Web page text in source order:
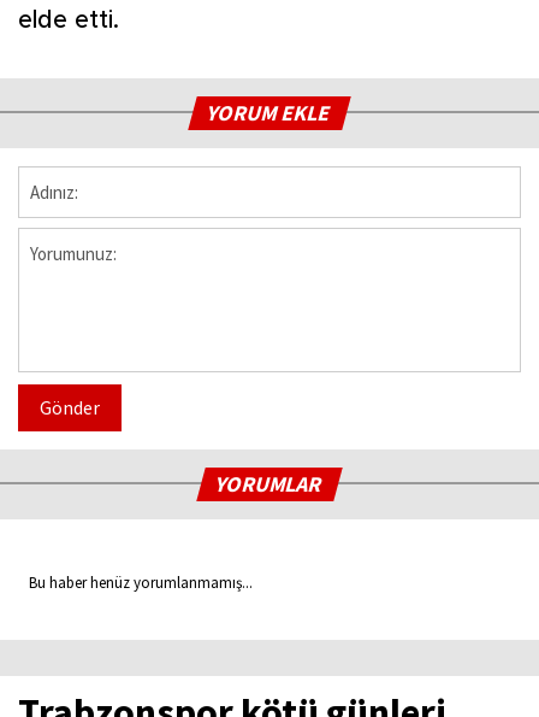
elde etti.
YORUM EKLE
Gönder
YORUMLAR
Bu haber henüz yorumlanmamış...